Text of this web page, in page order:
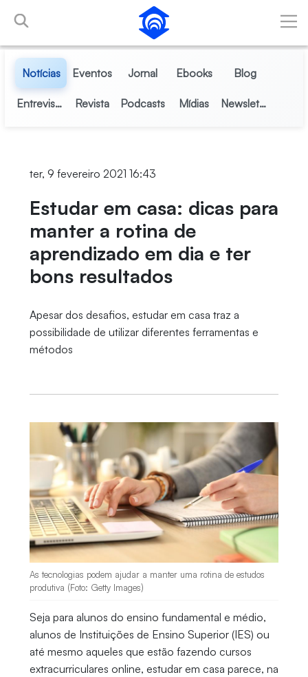
Pular para o Conteúdo principal
Notícias Eventos Jornal Ebooks Blog
Entrevistas Revista Podcasts Mídias Newsletter
ter, 9 fevereiro 2021 16:43
Estudar em casa: dicas para
manter a rotina de
aprendizado em dia e ter
bons resultados
Apesar dos desafios, estudar em casa traz a
possibilidade de utilizar diferentes ferramentas e
métodos
As tecnologias podem ajudar a manter uma rotina de estudos
produtiva (Foto: Getty Images)
Seja para alunos do ensino fundamental e médio,
alunos de Instituições de Ensino Superior (IES) ou
até mesmo aqueles que estão fazendo cursos
extracurriculares online, estudar em casa parece, na